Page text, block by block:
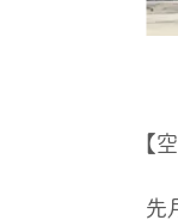
【
先